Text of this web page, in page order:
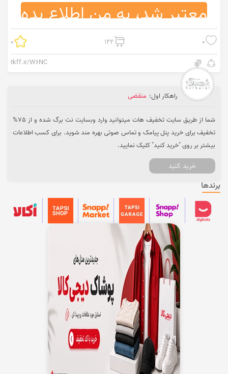
معتبر شد، به من اطلاع بده
0
122
0
tkff.ir/W6NC
راهکار اول: منقضی
شما از طریق سایت تخفیف هات میتوانید وارد وبسایت نت برگ شده و از 75%
تخفیف برای خرید پنل پیامک و تماس صوتی بهره مند شوید. برای کسب اطلاعات
بیشتر بر روی "خرید کنید" کلیک نمایید.
خرید کنید
برندها